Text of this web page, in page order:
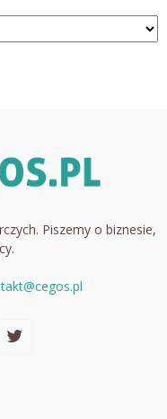
Piszemy o biznesie,